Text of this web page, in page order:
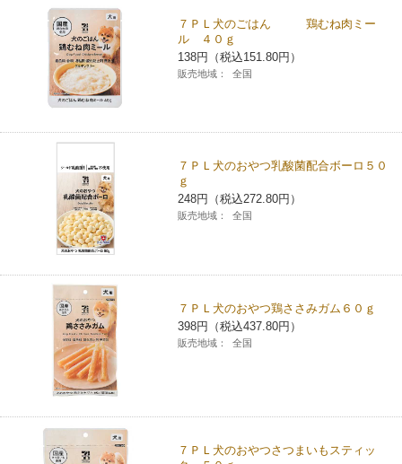
ニンテンドー・ダウンロードカード
スキャン
ファクス
プリペイドサービス
スポーツ振興くじ
学び・教育
セブン銀行ATM
ご利用可能なお支払い方法
スマホプリペイド
レジでApple Accountにチャージ
コインランドリー（店舗限定）
宅配ロッカー（店舗限定）
自転車シェアリング（店舗限定）
チケットぴあ
イープラス
CNプレイガイド
タワーレコード
セブンネットショッピング
停電時のサービス停止のお知らせ
貸借対照表・損益計算書
売上高、店舗数推移
セブン‐イレブンの海外事業
セブン‐イレブンの「商品力」
セブン-イレブンの横顔
セブン-イレブンの歴史
サステナビリティ推進体制
GREEN CHALLENGE 2050
サステナビリティニュース
サステナビリティレポート
店舗検索
ネットショッピング
お問い合わせ
Language
中文[繁體字](服務)
简体中文(服务)
한국어(서비스)
７ＰＬ犬のごはん 鶏むね肉ミー
ル ４０ｇ
138円（税込151.80円）
販売地域： 全国
７ＰＬ犬のおやつ乳酸菌配合ボーロ５０
ｇ
248円（税込272.80円）
販売地域： 全国
７ＰＬ犬のおやつ鶏ささみガム６０ｇ
398円（税込437.80円）
販売地域： 全国
７ＰＬ犬のおやつさつまいもスティッ